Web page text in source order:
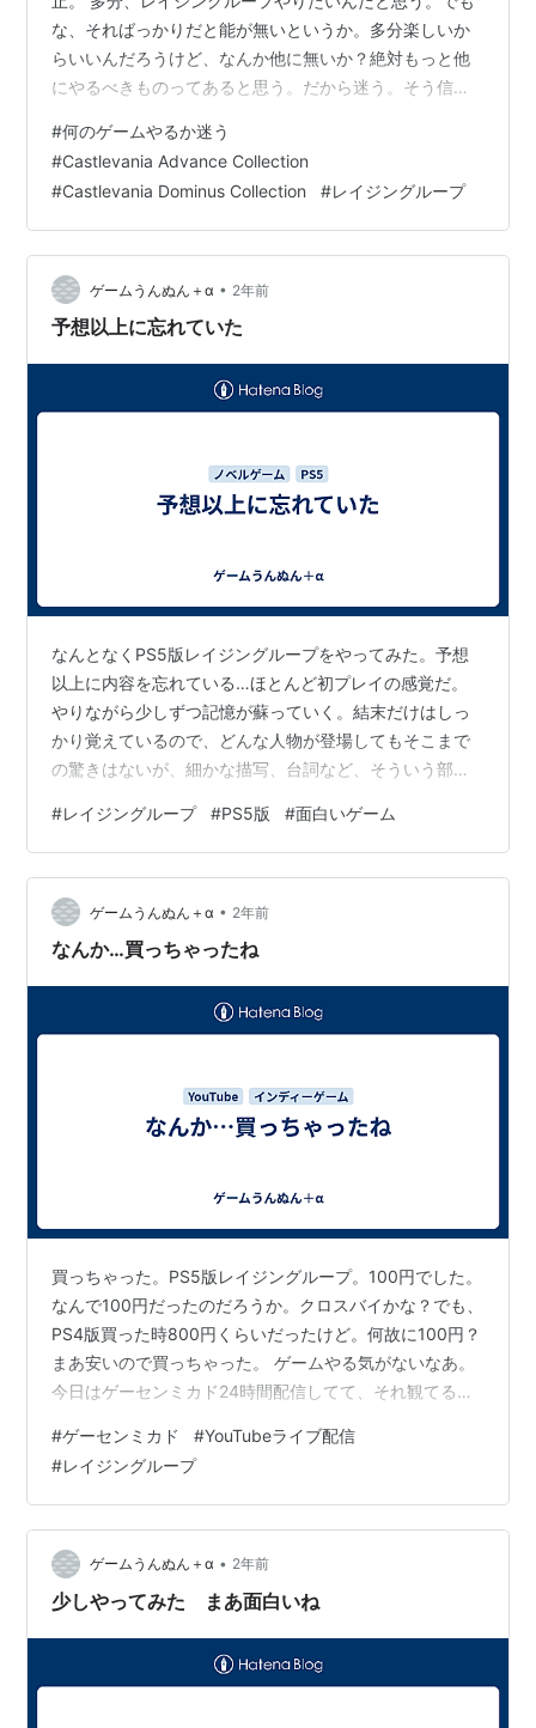
な、そればっかりだと能が無いというか。多分楽しいか
らいいんだろうけど、なんか他に無いか？絶対もっと他
にやるべきものってあると思う。だから迷う。そう信じ
対して、それでいいよって素直に答えられればいいんだ
ろうな。でも、既プレイのゲームだし…とか色々理由を
つけてなかなか受け入れない。そこが悪い。 レイジング
ループではだめだと考えるなら、じゃあ他に何やるの？
って考えて、それで昨日はPS4動かそうかなとか考えた
わけだ。PS4で何やろうかなあ？ と考えた…
#何のゲームやるか迷う
#Castlevania Advance Collection
#Castlevania Dominus Collection #レイジングループ
ゲームうんぬん＋α • 2年前
予想以上に忘れていた
なんとなくPS5版レイジングループをやってみた。予想
以上に内容を忘れている…ほとんど初プレイの感覚だ。
やりながら少しずつ記憶が蘇っていく。結末だけはしっ
かり覚えているので、どんな人物が登場してもそこまで
の驚きはないが、細かな描写、台詞など、そういう部分
出てきて、あーこの人悲惨な目に遭うんだよなあとか、
そんな事は覚えてんだよ。まあ結構キツめの描写とかあ
るからな、ショッキングな展開目白押しなので。 やって
て思ったのが、やっぱりこのゲーム面白いわ。数年前
（もうすぐ10年経とうとしている）ハマってひたすらや
#レイジングループ #PS5版 #面白いゲーム
ゲームうんぬん＋α • 2年前
なんか…買っちゃったね
買っちゃった。PS5版レイジングループ。100円でした。
なんで100円だったのだろうか。クロスバイかな？でも、
PS4版買った時800円くらいだったけど。何故に100円？
まあ安いので買っちゃった。 ゲームやる気がないなあ。
今日はゲーセンミカド24時間配信してて、それ観てる。
カイブ観てる。 明日深夜やろうかな…今夜はちょっと。
明日余裕ができたらやろ。
#ゲーセンミカド #YouTubeライブ配信
#レイジングループ
ゲームうんぬん＋α • 2年前
少しやってみた まあ面白いね